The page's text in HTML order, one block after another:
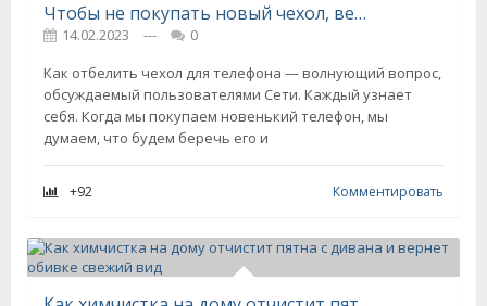
Чтобы не покупать новый чехол, вернула прозрачность старому, делюсь хаком
14.02.2023 ---
0
Как отбелить чехол для телефона — волнующий вопрос,
обсуждаемый пользователями Сети. Каждый узнает
себя. Когда мы покупаем новенький телефон, мы
думаем, что будем беречь его и
+92 Комментировать